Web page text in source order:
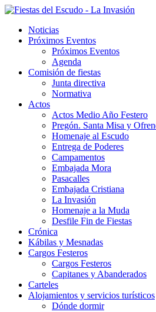
Noticias
Próximos Eventos
Próximos Eventos
Agenda
Comisión de fiestas
Junta directiva
Normativa
Actos
Actos Medio Año Festero
Pregón. Santa Misa y
Homenaje al Escudo
Entrega de Poderes
Campamentos
Embajada Mora
Pasacalles
Embajada Cristiana
La Invasión
Homenaje a la Muda
Desfile Fin de Fiestas
Crónica
Kábilas y Mesnadas
Cargos Festeros
Cargos Festeros
Capitanes y Abanderados
Carteles
Alojamientos y servicios turísticos
Dónde dormir